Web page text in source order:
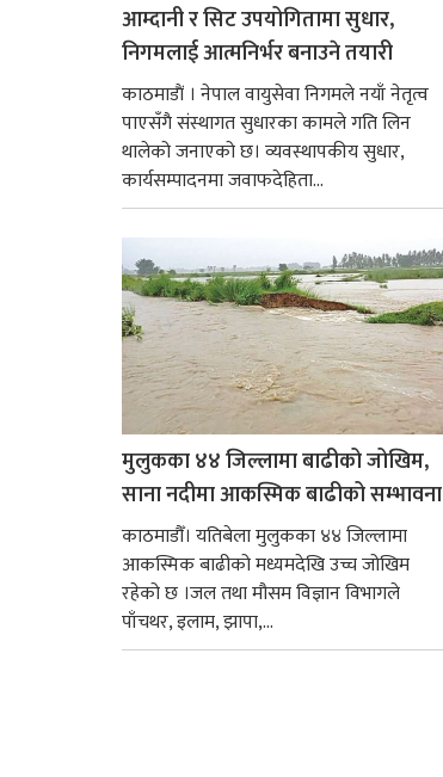
आम्दानी र सिट उपयोगितामा सुधार,
निगमलाई आत्मनिर्भर बनाउने तयारी
काठमाडाैं । नेपाल वायुसेवा निगमले नयाँ नेतृत्व
पाएसँगै संस्थागत सुधारका कामले गति लिन
थालेको जनाएको छ। व्यवस्थापकीय सुधार,
कार्यसम्पादनमा जवाफदेहिता...
मुलुकका ४४ जिल्लामा बाढीको जोखिम,
साना नदीमा आकस्मिक बाढीको सम्भावना
काठमाडौँ। यतिबेला मुलुकका ४४ जिल्लामा
आकस्मिक बाढीको मध्यमदेखि उच्च जोखिम
रहेको छ ।जल तथा मौसम विज्ञान विभागले
पाँचथर, इलाम, झापा,...